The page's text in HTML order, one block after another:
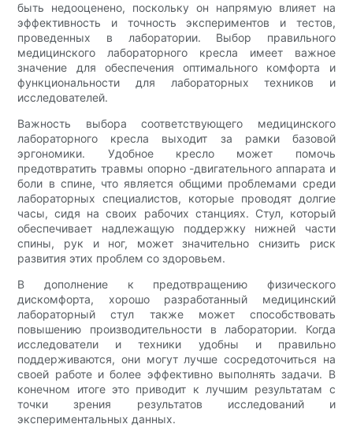
быть недооценено, поскольку он напрямую влияет на
эффективность и точность экспериментов и тестов,
проведенных в лаборатории. Выбор правильного
медицинского лабораторного кресла имеет важное
значение для обеспечения оптимального комфорта и
функциональности для лабораторных техников и
исследователей.
Важность выбора соответствующего медицинского
лабораторного кресла выходит за рамки базовой
эргономики. Удобное кресло может помочь
предотвратить травмы опорно -двигательного аппарата и
боли в спине, что является общими проблемами среди
лабораторных специалистов, которые проводят долгие
часы, сидя на своих рабочих станциях. Стул, который
обеспечивает надлежащую поддержку нижней части
спины, рук и ног, может значительно снизить риск
развития этих проблем со здоровьем.
В дополнение к предотвращению физического
дискомфорта, хорошо разработанный медицинский
лабораторный стул также может способствовать
повышению производительности в лаборатории. Когда
исследователи и техники удобны и правильно
поддерживаются, они могут лучше сосредоточиться на
своей работе и более эффективно выполнять задачи. В
конечном итоге это приводит к лучшим результатам с
точки зрения результатов исследований и
экспериментальных данных.